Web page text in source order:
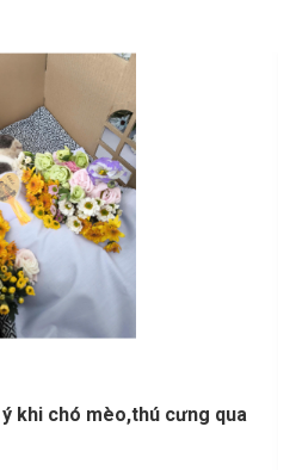
khi chó mèo,thú cưng qua